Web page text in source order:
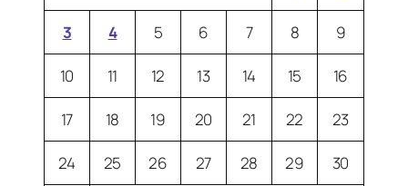
3 4 5 6 7 8 9
10 11 12 13 14 15 16
17 18 19 20 21 22 23
24 25 26 27 28 29 30